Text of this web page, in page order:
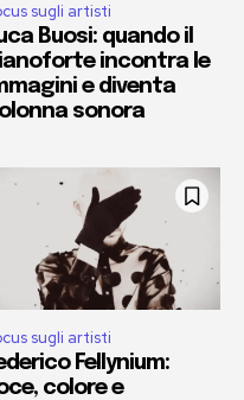
sugli artisti
Buosi: quando il
incontra le
e diventa
sonora
sugli artisti
Fellynium:
colore e